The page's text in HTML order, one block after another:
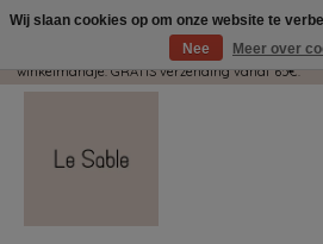
Wij pakken met plezier jouw kadootjes GRATIS
winkelmandje. GRATIS verzending vanaf 65€.
Wij slaan cookies op om onze website te
Nee
Meer over